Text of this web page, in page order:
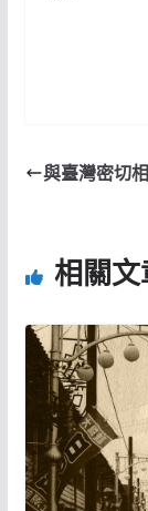
與臺灣密切
相關文